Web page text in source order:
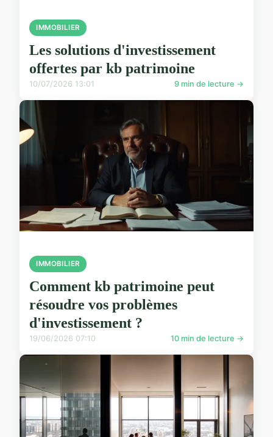
IMMOBILIER
Les solutions d'investissement
offertes par kb patrimoine
10/07/2026 13:01 9 min de lecture →
IMMOBILIER
Comment kb patrimoine peut
résoudre vos problèmes
d'investissement ?
19/06/2026 07:10 10 min de lecture →